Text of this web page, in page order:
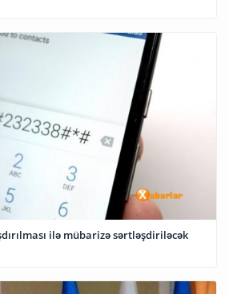
ilə mübarizə sərtləşdiriləcək